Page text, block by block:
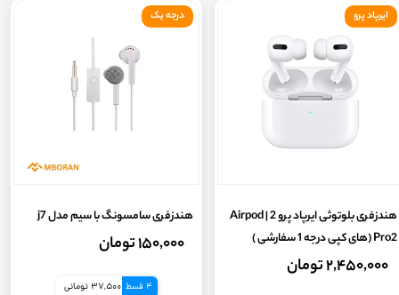
هندزفری بلوتوثی ایرپاد پرو 2 | Airpod
Pro2 (های کپی درجه 1 سفارشی )
۲,۴۵۰,۰۰۰ تومان
ایرپاد پرو
هندزفری سامسونگ با سیم مدل j7
۱۵۰,۰۰۰ تومان
4 قسط 37,500 تومانی
درجه یک